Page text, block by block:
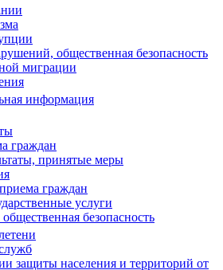
общественная безопасность
миграции
информация
граждан
принятые меры
граждан
услуги
безопасность
защиты населения и территорий от